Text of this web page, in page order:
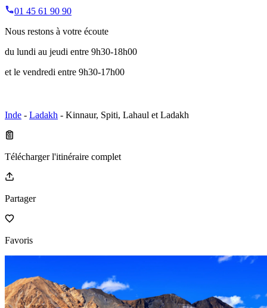
01 45 61 90 90
Nous restons à votre écoute
du lundi au jeudi entre 9h30-18h00
et le vendredi entre 9h30-17h00
Inde - Ladakh - Kinnaur, Spiti, Lahaul et Ladakh
Télécharger l'itinéraire complet
Partager
Favoris